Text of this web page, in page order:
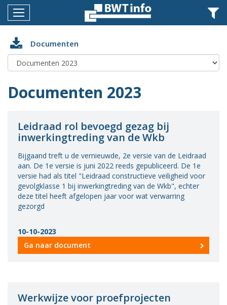
Menu
Home
Nieuws
Documenten
Dossiers
Fotoalbums
Opleidingen
Over
BWT
Vacatures
Documenten
Documenten 2023
Leidraad rol bevoegd gezag bij
inwerkingtreding van de Wkb
Bijgaand treft u de vernieuwde, 2e versie van de Leidraad
aan. De 1e versie is juni 2022 reeds gepubliceerd. De 1e
versie had als titel "Leidraad constructieve veiligheid voor
gevolgklasse 1 bij inwerkingtreding van de Wkb", echter
deze titel heeft afgelopen jaar voor wat verwarring
gezorgd
10-10-2023
Ga naar document
Werkwijze voor proefprojecten